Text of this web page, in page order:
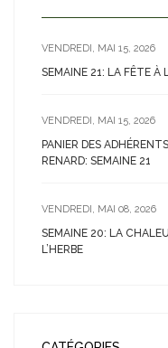
VENDREDI, MAI 15, 2026
SEMAINE 21: LA FÊTE À
VENDREDI, MAI 15, 2026
PANIER DES
RENARD: SEMAINE 21
VENDREDI, MAI 08, 2026
SEMAINE 20: LA
L’HERBE